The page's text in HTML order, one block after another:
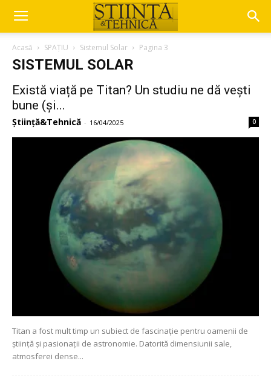
Acasă SPAȚIU Sistemul Solar Pagina 3
SISTEMUL SOLAR
Există viață pe Titan? Un studiu ne dă vești
bune (și...
Știință&Tehnică - 16/04/2025 0
Titan a fost mult timp un subiect de fascinație pentru oamenii de
știință și pasionații de astronomie. Datorită dimensiunii sale,
atmosferei dense...